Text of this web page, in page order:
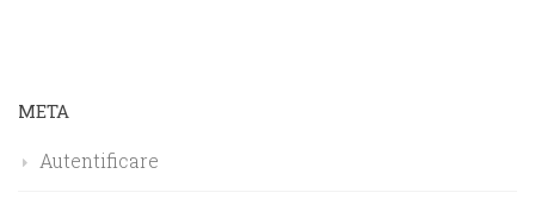
META
Autentificare